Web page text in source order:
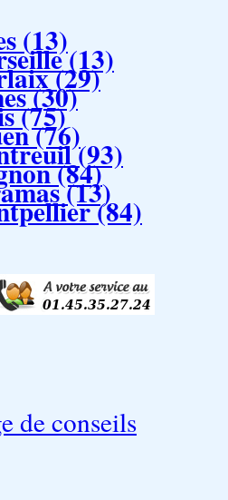
(13)(13)
(29)
(30)
(75)
(76)(93)
(84)
(13)(84)
de conseils